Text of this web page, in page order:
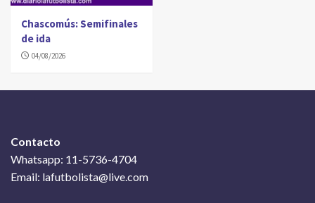
Chascomús: Semifinales
de ida
04/08/2026
Contacto
Whatsapp: 11-5736-4704
Email: lafutbolista@live.com